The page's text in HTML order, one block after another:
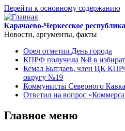
Перейти к основному содержанию
Карачаево-Черкесское
Новости, аргументы, факты
Орел отметил День города
КПРФ получила №8 в
Кемал Бытдаев, член ЦК
округу №19
Коммунисты Северного
Ответил на вопрос
Главное меню